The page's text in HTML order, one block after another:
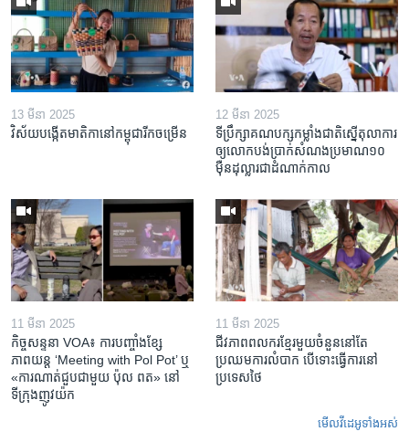
13 មីនា 2025
វិស័យ​បង្កើត​មាតិកា​នៅ​កម្ពុជា​រីក​ចម្រើន
12 មីនា 2025
ទីប្រឹក្សា​គណបក្ស​កម្លាំង​ជាតិ​ស្នើ​តុលាការ​
ឲ្យ​លោក​បង់ប្រាក់​សំណង​ប្រមាណ​១០​
ម៉ឺន​ដុល្លារ​ជា​ដំណាក់កាល
11 មីនា 2025
កិច្ចសន្ទនា VOA៖ ការ​បញ្ចាំង​ខ្សែ
ភាពយន្ត ‘Meeting with Pol Pot’ ឬ
«ការណាត់ជួប​ជាមួយ​ ប៉ុល ពត» នៅ
ទីក្រុងញូវយ៉ក​
11 មីនា 2025
ជីវភាពពលករខ្មែរមួយចំនួននៅតែ
ប្រឈមការលំបាក បើទោះធ្វើការនៅ
ប្រទេសថៃ
មើល​វីដេអូ​ទាំង​អស់